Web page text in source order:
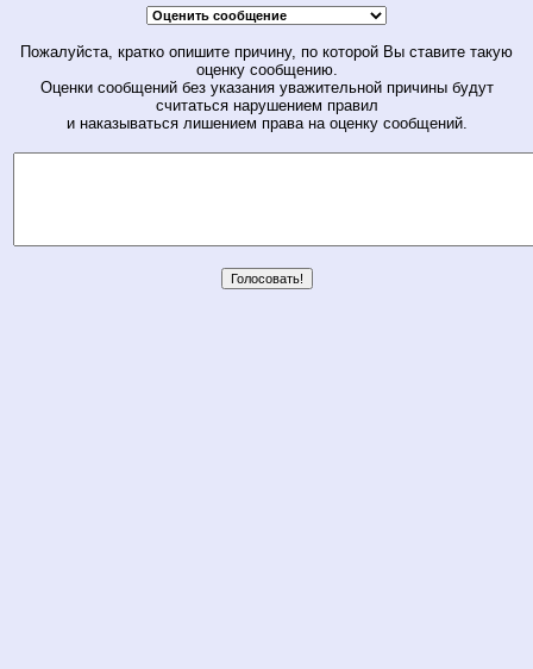
Пожалуйста, кратко опишите причину, по которой Вы ставите такую
оценку сообщению.
Оценки сообщений без указания уважительной причины будут
считаться нарушением правил
и наказываться лишением права на оценку сообщений.